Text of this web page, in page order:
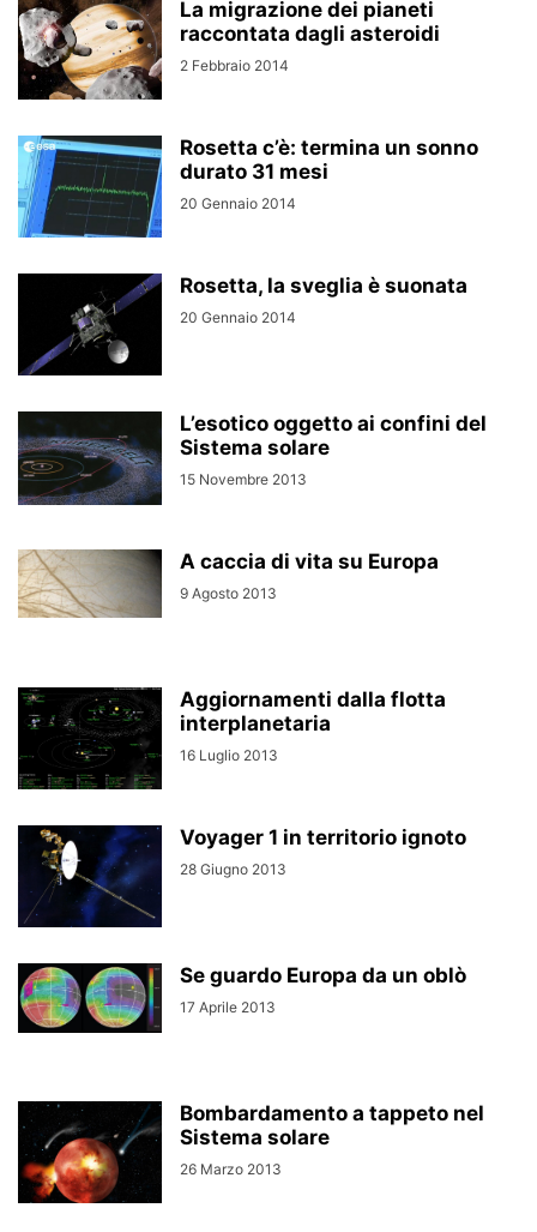
La migrazione dei pianeti
raccontata dagli asteroidi
2 Febbraio 2014
Rosetta c’è: termina un sonno
durato 31 mesi
20 Gennaio 2014
Rosetta, la sveglia è suonata
20 Gennaio 2014
L’esotico oggetto ai confini del
Sistema solare
15 Novembre 2013
A caccia di vita su Europa
9 Agosto 2013
Aggiornamenti dalla flotta
interplanetaria
16 Luglio 2013
Voyager 1 in territorio ignoto
28 Giugno 2013
Se guardo Europa da un oblò
17 Aprile 2013
Bombardamento a tappeto nel
Sistema solare
26 Marzo 2013